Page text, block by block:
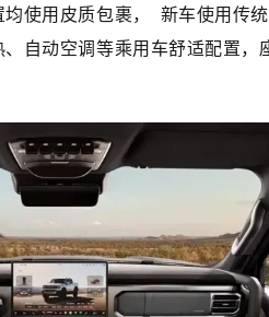
使用皮质包裹， 新车使用传
、自动空调等乘用车舒适配置，